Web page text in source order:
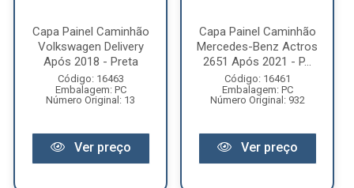
Capa Painel Caminhão
Volkswagen Delivery
Após 2018 - Preta
Código: 16463
Embalagem: PC
Número Original: 13
Ver preço
Capa Painel Caminhão
Mercedes-Benz Actros
2651 Após 2021 - P...
Código: 16461
Embalagem: PC
Número Original: 932
Ver preço